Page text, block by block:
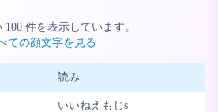
100件を表示しています。
ての顔文字を見る
読み
いいねえもじs